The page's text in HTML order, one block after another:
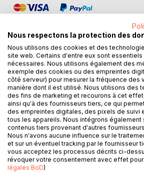
DESCRIPTION
Ecrire est un plaisir, mais il faut faire
Une seule solution : faire paraitre ces
contes et poésies. Les inspirations
rencontres ou des rendez-vous
associations souvent dans des buts
comme tous les précédents que j'ai
bibliothèque sonore de ma ville -
pourra être "entendu" par les
Nous respectons la protection des
Nous utilisons des cookies et des
site web. Certains d'entre eux sont
nécessaires. Nous utilisons également des
exemple des cookies ou des empreintes
côté serveur) pour mesurer la fréquence des
manière dont il est utilisé. Nous utilisons des
des fins de marketing et recourons à cet
ainsi qu'à des fournisseurs tiers, ce qui
des empreintes digitales, des pixels de suivi
tous les appareils. Nous intégrons également
contenus tiers provenant d'autres
Nous n'avons aucune influence sur le
et sur un éventuel tracking par le fournisseur
vous acceptez les processus décrits ci-
révoquer votre consentement avec effet pour
légales BoD)